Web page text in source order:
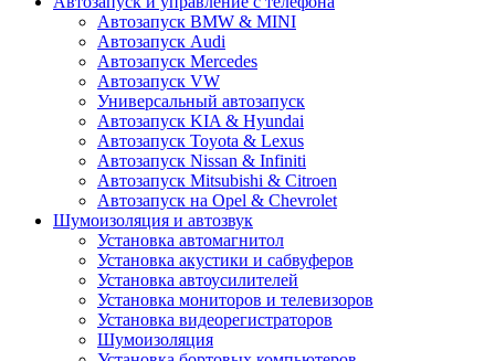
Автозапуск BMW & MINI
Автозапуск Audi
Автозапуск Mercedes
Автозапуск VW
Универсальный автозапуск
Автозапуск KIA & Hyundai
Автозапуск Toyota & Lexus
Автозапуск Nissan & Infiniti
Автозапуск Mitsubishi & Citroen
Автозапуск на Opel & Chevrolet
Шумоизоляция и автозвук
Установка автомагнитол
Установка акустики и сабвуферов
Установка автоусилителей
Установка мониторов и телевизоров
Установка видеорегистраторов
Шумоизоляция